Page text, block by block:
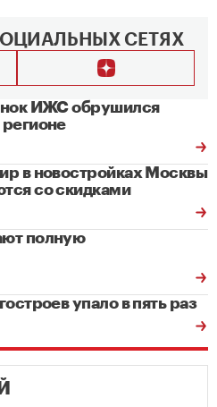
СЕТЯХ
ИЖС обрушился
в новостройках Москвы
со скидками
полную
упало в пять раз